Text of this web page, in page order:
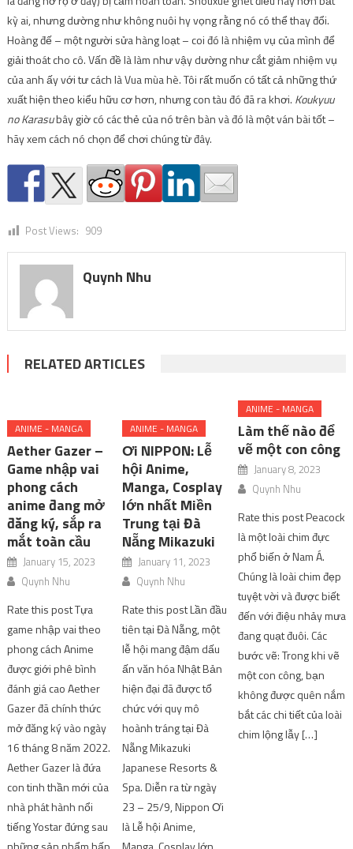
kỳ ai, nhưng dường như không nuôi hy vọng rằng nó có thể thay đổi.
Hoàng đế – một người sửa hàng loạt – coi đó là nhiệm vụ của mình để
giải thoát cho cô. Vấn đề là làm như vậy dường như cắt giảm nhiệm vụ
của anh ấy với tư cách là Vua mùa hè. Tôi rất muốn có tất cả những thứ
xuất hiện theo kiểu hữu cơ hơn, nhưng con tàu đó đã ra khơi. Koukyuu
no Karasubây giờ có các thẻ của nó trên bàn và đó là một ván bài tốt –
hãy xem cách nó chọn để chơi chúng từ đây.
Post Views: 909
Quynh Nhu
RELATED ARTICLES
ANIME - MANGA
Aether Gazer –
Game nhập vai
phong cách
anime đang mở
đăng ký, sắp ra
mắt toàn cầu
January 15, 2023
Quynh Nhu
Rate this post Tựa
game nhập vai theo
phong cách Anime
được giới phê bình
đánh giá cao Aether
Gazer đã chính thức
mở đăng ký vào ngày
16 tháng 8 năm 2022.
Aether Gazer là đứa
con tinh thần mới của
nhà phát hành nổi
tiếng Yostar đứng sau
ANIME - MANGA
Ơi NIPPON: Lễ
hội Anime,
Manga, Cosplay
lớn nhất Miền
Trung tại Đà
Nẵng Mikazuki
January 11, 2023
Quynh Nhu
Rate this post Lần đầu
tiên tại Đà Nẵng, một
lễ hội mang đậm dấu
ấn văn hóa Nhật Bản
hiện đại đã được tổ
chức với quy mô
hoành tráng tại Đà
Nẵng Mikazuki
Japanese Resorts &
Spa. Diễn ra từ ngày
23 – 25/9, Nippon Ơi
là Lễ hội Anime,
ANIME - MANGA
Làm thế nào để
vẽ một con công
January 8, 2023
Quynh Nhu
Rate this post Peacock
là một loài chim đực
phổ biến ở Nam Á.
Chúng là loài chim đẹp
tuyệt vời và được biết
đến với điệu nhảy mưa
đang quạt đuôi. Các
bước vẽ: Trong khi vẽ
một con công, bạn
không được quên nắm
bắt các chi tiết của loài
chim lộng lẫy […]